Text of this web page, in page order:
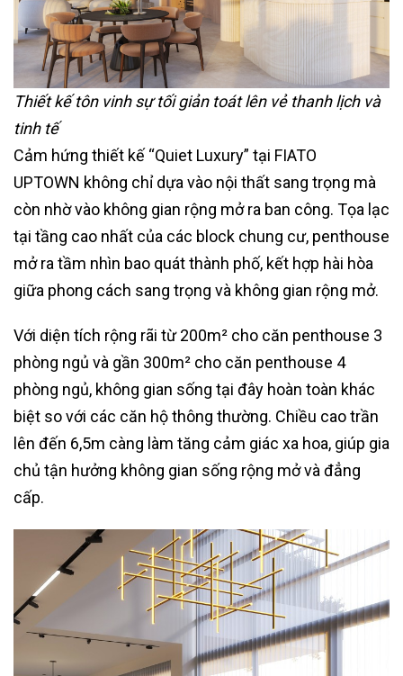
Thiết kế tôn vinh sự tối giản toát lên vẻ thanh lịch và
tinh tế
Cảm hứng thiết kế “Quiet Luxury” tại FIATO
UPTOWN không chỉ dựa vào nội thất sang trọng mà
còn nhờ vào không gian rộng mở ra ban công. Tọa lạc
tại tầng cao nhất của các block chung cư, penthouse
mở ra tầm nhìn bao quát thành phố, kết hợp hài hòa
giữa phong cách sang trọng và không gian rộng mở.
Với diện tích rộng rãi từ 200m² cho căn penthouse 3
phòng ngủ và gần 300m² cho căn penthouse 4
phòng ngủ, không gian sống tại đây hoàn toàn khác
biệt so với các căn hộ thông thường. Chiều cao trần
lên đến 6,5m càng làm tăng cảm giác xa hoa, giúp gia
chủ tận hưởng không gian sống rộng mở và đẳng
cấp.